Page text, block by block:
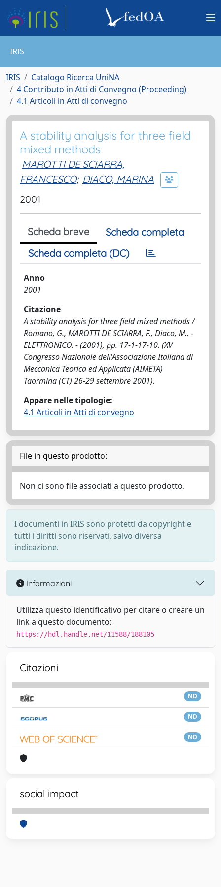
IRIS
IRIS
Catalogo Ricerca UniNA
4 Contributo in Atti di Convegno (Proceeding)
4.1 Articoli in Atti di convegno
A stability analysis for three field
mixed methods
MAROTTI DE SCIARRA,
FRANCESCO; DIACO, MARINA
2001
Scheda breve
Scheda completa
Scheda completa (DC)
Anno
2001
Citazione
A stability analysis for three field mixed methods /
Romano, G., MAROTTI DE SCIARRA, F., Diaco, M.. -
ELETTRONICO. - (2001), pp. 17-1-17-10. (XV
Congresso Nazionale dell'Associazione Italiana di
Meccanica Teorica ed Applicata (AIMETA)
Taormina (CT) 26-29 settembre 2001).
Appare nelle tipologie:
4.1 Articoli in Atti di convegno
File in questo prodotto:
Non ci sono file associati a questo prodotto.
I documenti in IRIS sono protetti da copyright e
tutti i diritti sono riservati, salvo diversa
indicazione.
Informazioni
Utilizza questo identificativo per citare o creare un
link a questo documento:
https://hdl.handle.net/11588/188105
Citazioni
ND
ND
ND
social impact